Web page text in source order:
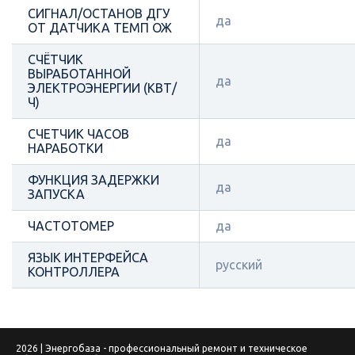
СИГНАЛ/ОСТАНОВ ДГУ
ОТ ДАТЧИКА ТЕМП ОЖ
да
СЧЁТЧИК
ВЫРАБОТАННОЙ
ЭЛЕКТРОЭНЕРГИИ (КВТ/
Ч)
да
СЧЕТЧИК ЧАСОВ
НАРАБОТКИ
да
ФУНКЦИЯ ЗАДЕРЖКИ
ЗАПУСКА
да
ЧАСТОТОМЕР да
ЯЗЫК ИНТЕРФЕЙСА
КОНТРОЛЛЕРА
русский
2026 | Энергобаза - профессиональный ремонт и техническое